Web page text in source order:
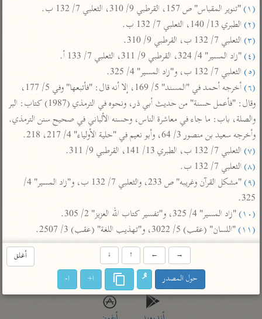
محاسن التأويل
للقاسمي
تفسير الثعالبي
تفسير السمرقندي
تفسير الثعلبي
البحر المحيط لأبي
حيان
البسيط للواحدي
تفسير أبي السعود
الكشاف للزمخشري
آثار
تفسير ابن أبي حاتم
تفسير مقاتل
تفسير قتادة
اشترك لتصلك أخبار مشاريعنا
اشترك
راسلنا •تليجرام •تويتر
تعليمات
•عن الباحث القرآني
(١)
"تنوير المقباس" ص 157، القرطبي 9/ 310، الثعلبي 7/ 132 ب.
(٢)
الطبري 13/ 140، الثعلبي 7/ 132 ب.
(٣)
الثعلبي 7/ 132 ب، القرطبي 9/ 310.
(٤)
"زاد المسير" 4/ 324، القرطبي 9/ 311، الثعلبي 7/ 133 أ.
(٥)
الثعلبي 7/ 132 ب، و"زاد المسير" 4/ 325.
(٦)
وقال: "فأعمل حسنة" من حديث أبي ذر، ونحوه في الترمذي (1987) كتاب: البر
وأخرجه سعيد بن منصور 3/ 64، وأبو نعيم في "حلية الأولياء" 4/ 217، 218.
(٧)
الثعلبي 7/ 132 ب، الطبري 13/ 141، القرطبي 9/ 311.
(٨)
الثعلبي 7/ 132 ب.
(٩)
325.
(١٠)
"زاد المسير" 4/ 325، و"تفسير كتاب الله العزيز" 2/ 305.
(١١)
"اللسان" (عقب) 5/ 3022، و"تهذيب اللغة" (عقب) 3/ 2507.
أغلق →
←
↑
↓
حول المصدر ا+ ا-